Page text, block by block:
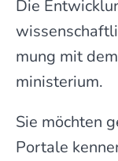
Die
mung mit
ministerium.
Sie möchten
Portale